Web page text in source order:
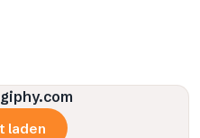
laden